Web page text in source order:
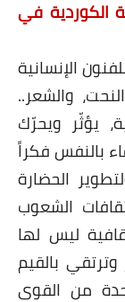
الكوردية في
الإنسانية
والشعر..
يؤثّر ويحرّك
بالنفس فكراً
الحضارة
الشعوب
ليس لها
بالقيم
من القوى